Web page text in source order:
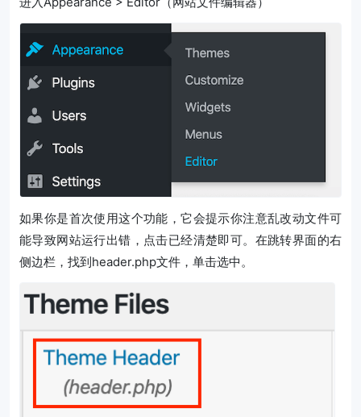
如果你是首次使用这个功能，它会提示你注意乱改动文件可
能导致网站运行出错，点击已经清楚即可。在跳转界面的右
侧边栏，找到header.php文件，单击选中。